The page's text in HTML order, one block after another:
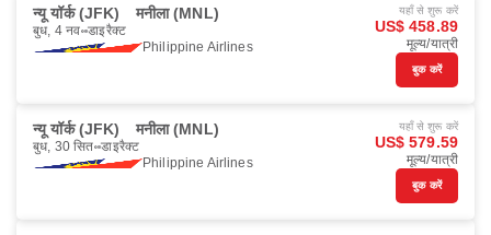
न्यू यॉर्क (JFK) मनीला (MNL)
बुध, 4 नव॰ डाइरैक्ट
Philippine Airlines
यहाँ से शुरू करें
US$ 458.89
मूल्य/यात्री
बुक करें
न्यू यॉर्क (JFK) मनीला (MNL)
बुध, 30 सित॰ डाइरैक्ट
Philippine Airlines
यहाँ से शुरू करें
US$ 579.59
मूल्य/यात्री
बुक करें